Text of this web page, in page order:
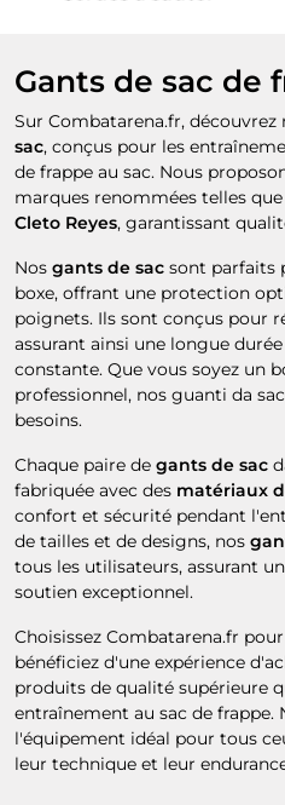
Gants de sac de
Sur Combatarena.fr,
sac, conçus pour les
de frappe au sac. Nous
marques renommées telles que
Cleto Reyes, garantissant
Nos gants de sac sont parfaits
boxe, offrant une protection
poignets. Ils sont conçus pour
assurant ainsi une longue
constante. Que vous soyez un
professionnel, nos guanti da
besoins.
Chaque paire de gants de sac
fabriquée avec des matériaux
confort et sécurité pendant
de tailles et de designs, nos
tous les utilisateurs, assurant
soutien exceptionnel.
Choisissez Combatarena.fr
bénéficiez d'une expérience
produits de qualité supérieure
entraînement au sac de frappe.
l'équipement idéal pour tous
leur technique et leur